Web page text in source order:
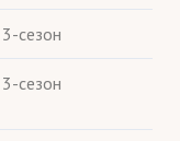
3-сезон
3-сезон